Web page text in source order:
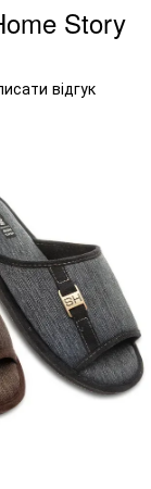
Story
відгук